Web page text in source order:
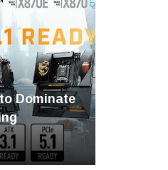
Dominate